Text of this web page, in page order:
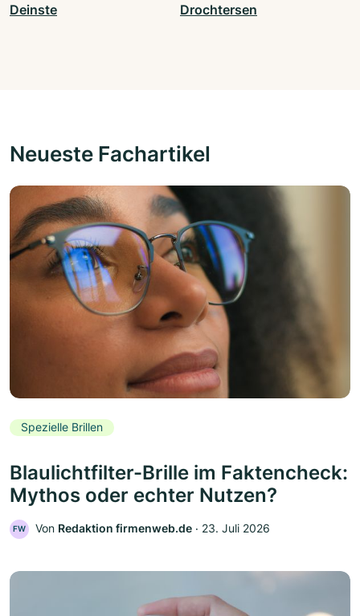
Deinste Drochtersen
Neueste Fachartikel
Spezielle Brillen
Blaulichtfilter-Brille im Faktencheck:
Mythos oder echter Nutzen?
FW Von Redaktion firmenweb.de ‧ 23. Juli 2026